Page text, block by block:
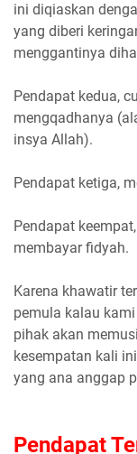
ini diqiaskan
yang diberi
menggantinya
Pendapat kedua,
mengqadhanya
insya Allah).
Pendapat ketiga,
Pendapat
membayar fidyah.
Karena khawatir
pemula kalau
pihak akan
kesempatan kali
yang ana anggap
Pendapat